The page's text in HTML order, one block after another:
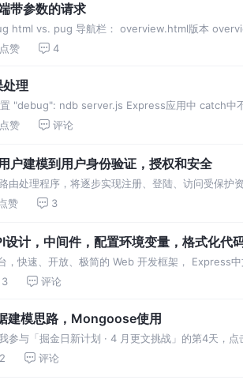
带参数的请求
html vs. pug 导航栏： overview.html版本
点赞 4
处理
"debug": ndb server.js Express应用中 catch中不
点赞 评论
户建模到用户身份验证，授权和安全
由处理程序，将逐步实现注册、登陆、访问受保护
方法定义用户存入
点赞 3
设计，中间件，配置环境变量，格式化代
，快速、开放、极简的 Web 开发框架， Express
3 评论
建模思路，Mongoose使用
参与「掘金日新计划 · 4 月更文挑战」的第4天，
删改，数据本身也以JSON
2 评论